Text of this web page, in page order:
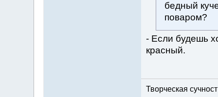
бедный
поваром?
- Если будешь
красный.
Творческая